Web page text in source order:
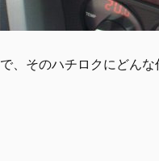
で、そのハチロクにどん